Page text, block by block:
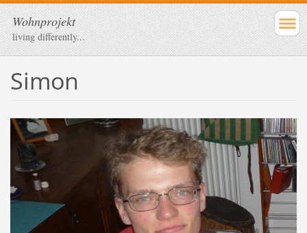
Wohnprojekt
living differently...
Simon